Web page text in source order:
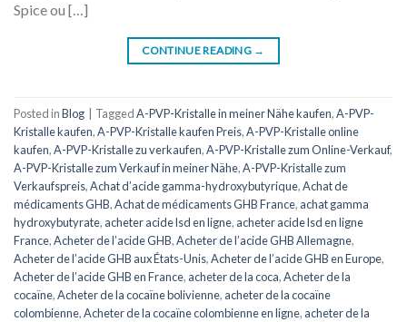
Spice ou […]
CONTINUE READING →
Posted inBlog TaggedA-PVP-Kristalle in meiner Nähe kaufen,A-PVP-
Kristalle kaufen,A-PVP-Kristalle kaufen Preis,A-PVP-Kristalle online
kaufen,A-PVP-Kristalle zu verkaufen,A-PVP-Kristalle zum Online-Verkauf,
A-PVP-Kristalle zum Verkauf in meiner Nähe,A-PVP-Kristalle zum
Verkaufspreis,Achat d’acide gamma-hydroxybutyrique,Achat de
médicaments GHB,Achat de médicaments GHB France, achat gamma
hydroxybutyrate, acheter acide lsd en ligne, acheter acide lsd en ligne
France,Acheter de l’acide GHB,Acheter de l’acide GHB Allemagne,
Acheter de l’acide GHB aux États-Unis,Acheter de l’acide GHB en Europe,
Acheter de l’acide GHB en France, acheter de la coca,Acheter de la
cocaïne,Acheter de la cocaïne bolivienne, acheter de la cocaïne
colombienne,Acheter de la cocaïne colombienne en ligne, acheter de la